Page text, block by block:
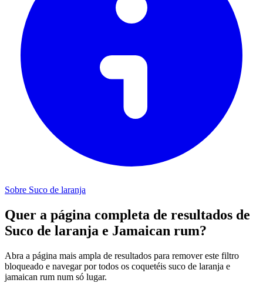
Sobre Suco de laranja
Quer a página completa de resultados de
Suco de laranja e Jamaican rum?
Abra a página mais ampla de resultados para remover este filtro
bloqueado e navegar por todos os coquetéis suco de laranja e
jamaican rum num só lugar.